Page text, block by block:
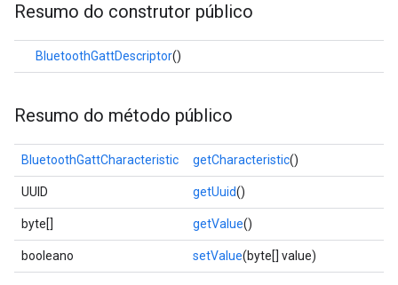
Resumo do construtor público
BluetoothGattDescriptor()
Resumo do método público
BluetoothGattCharacteristic getCharacteristic()
UUID getUuid()
byte[] getValue()
booleano setValue(byte[] value)